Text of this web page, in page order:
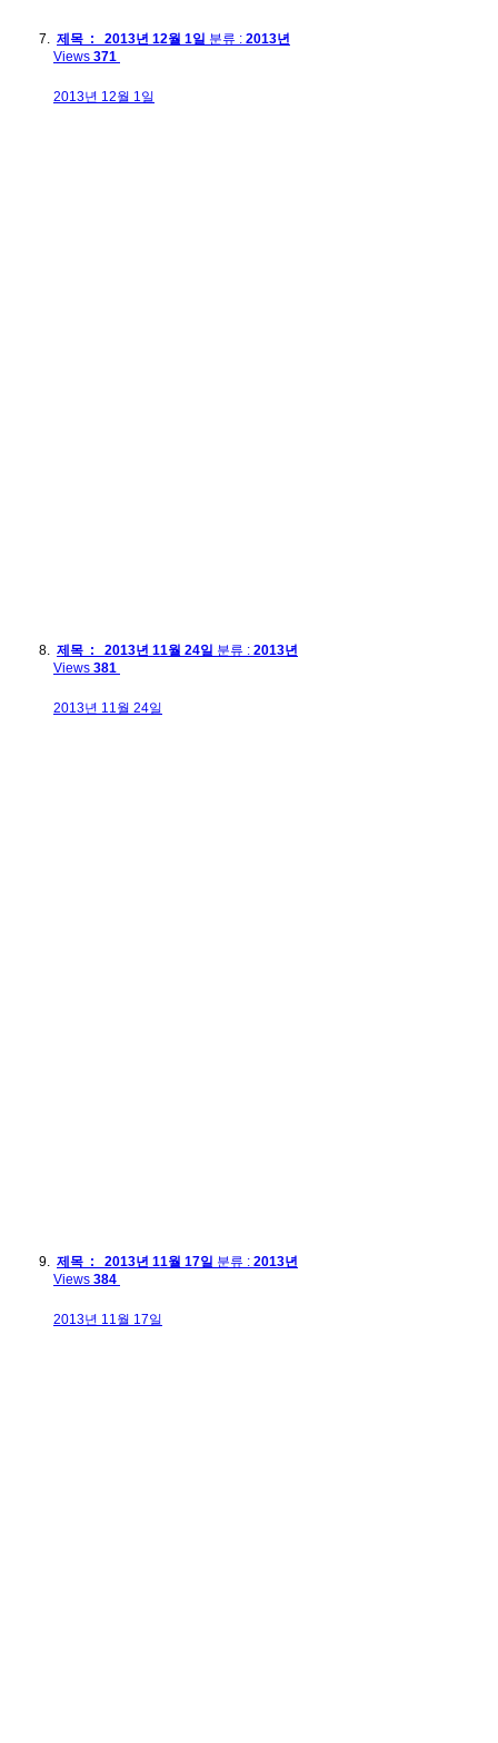
제목 : 2013년 12월 1일 분류 : 2013년
Views 371
2013년 12월 1일
제목 : 2013년 11월 24일 분류 : 2013년
Views 381
2013년 11월 24일
제목 : 2013년 11월 17일 분류 : 2013년
Views 384
2013년 11월 17일